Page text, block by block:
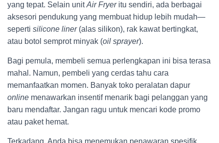
yang tepat. Selain unitAir Fryeritu sendiri, ada berbagai
aksesori pendukung yang membuat hidup lebih mudah—
seperti silicone liner(alas silikon), rak kawat bertingkat,
atau botol semprot minyak (oil sprayer).
Bagi pemula, membeli semua perlengkapan ini bisa terasa
mahal. Namun, pembeli yang cerdas tahu cara
memanfaatkan momen. Banyak toko peralatan dapur
online menawarkan insentif menarik bagi pelanggan yang
baru mendaftar. Jangan ragu untuk mencari kode promo
atau paket hemat.